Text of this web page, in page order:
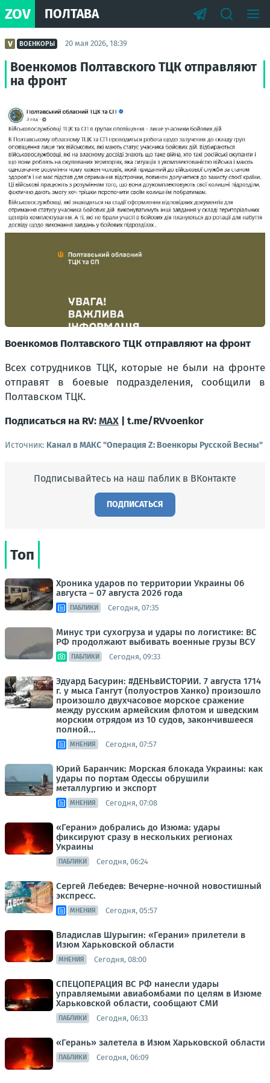
ZOV ПОЛТАВА
ВОЕНКОРЫ 20 мая 2026, 18:39
Военкомов Полтавского ТЦК отправляют
на фронт
Военкомов Полтавского ТЦК отправляют на фронт
Всех сотрудников ТЦК, которые не были на фронте
отправят в боевые подразделения, сообщили в
Полтавском ТЦК.
Подписаться на RV:MAX | t.me/RVvoenkor
Источник: Канал в МАКС "Операция Z: Военкоры Русской Весны"
Подписывайтесь на наш паблик в ВКонтакте
ПОДПИСАТЬСЯ
Топ
Хроника ударов по территории Украины 06
августа – 07 августа 2026 года
ПАБЛИКИ Сегодня, 07:35
Минус три сухогруза и удары по логистике: ВС
РФ продолжают выбивать военные грузы ВСУ
ПАБЛИКИ Сегодня, 09:33
Эдуард Басурин: #ДЕНЬвИСТОРИИ. 7 августа 1714
г. у мыса Гангут (полуостров Ханко) произошло
произошло двухчасовое морское сражение
между русским армейским флотом и шведским
морским отрядом из 10 судов, закончившееся
полной...
МНЕНИЯ Сегодня, 07:57
Юрий Баранчик: Морская блокада Украины: как
удары по портам Одессы обрушили
металлургию и экспорт
МНЕНИЯ Сегодня, 07:08
«Герани» добрались до Изюма: удары
фиксируют сразу в нескольких регионах
Украины
ПАБЛИКИ Сегодня, 06:24
Сергей Лебедев: Вечерне-ночной новостишный
экспресс.
МНЕНИЯ Сегодня, 05:57
Владислав Шурыгин: «Герани» прилетели в
Изюм Харьковской области
МНЕНИЯ Сегодня, 08:00
СПЕЦОПЕРАЦИЯ ВС РФ нанесли удары
управляемыми авиабомбами по целям в Изюме
Харьковской области, сообщают СМИ
ПАБЛИКИ Сегодня, 06:33
«Герань» залетела в Изюм Харьковской области
ПАБЛИКИ Сегодня, 06:09